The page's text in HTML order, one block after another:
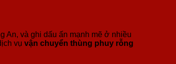
An, và ghi dấu ấn mạnh mẽ ở nhiều
vụ vận chuyển thùng phuy rỗng